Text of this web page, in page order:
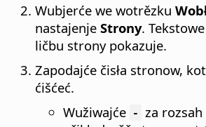
Wubjerće we wotrězku
nastajenje Strony.
ličbu strony pokazuje.
Zapodajće čisła stronow,
ćišćeć.
Wužiwajće - za